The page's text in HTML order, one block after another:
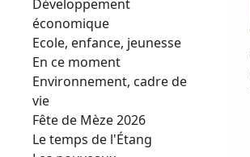
Développement
économique
Ecole, enfance, jeunesse
En ce moment
Environnement, cadre de
vie
Fête de Mèze 2026
Le temps de l'Étang